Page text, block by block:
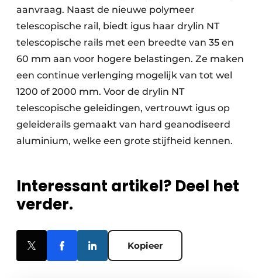
aanvraag. Naast de nieuwe polymeer
telescopische rail, biedt igus haar drylin NT
telescopische rails met een breedte van 35 en
60 mm aan voor hogere belastingen. Ze maken
een continue verlenging mogelijk van tot wel
1200 of 2000 mm. Voor de drylin NT
telescopische geleidingen, vertrouwt igus op
geleiderails gemaakt van hard geanodiseerd
aluminium, welke een grote stijfheid kennen.
Interessant artikel? Deel het
verder.
Kopieer